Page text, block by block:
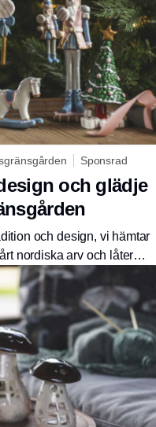
Sponsrad
och glädje
och design, vi hämtar
nordiska arv och låter
skapa kollektioner som
uttryck med en modern
det dukade bordet till
förgyller både högtider och
Annons